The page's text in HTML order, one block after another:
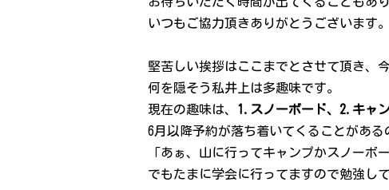
いつもご協力頂きありがとうございます。
堅苦しい挨拶はここまでとさせて頂き、
何を隠そう私井上は多趣味です。
現在の趣味は、 1.スノーボード、2.キャ
6月以降予約が落ち着いてくることがあ
「あぁ、山に行ってキャンプかスノーボ
でもたまに学会に行ってますので勉強し